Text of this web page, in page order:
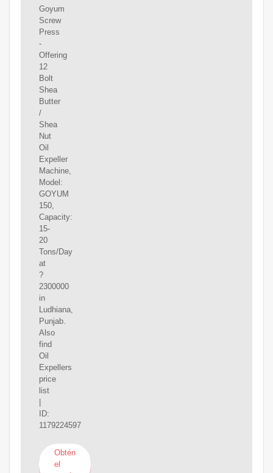
Goyum
Screw
Press
-
Offering
12
Bolt
Shea
Butter
/
Shea
Nut
Oil
Expeller
Machine,
Model:
GOYUM
150,
Capacity:
15-
20
Tons/Day
at
?
2300000
in
Ludhiana,
Punjab.
Also
find
Oil
Expellers
price
list
ID:
1179224597
Obtén
el